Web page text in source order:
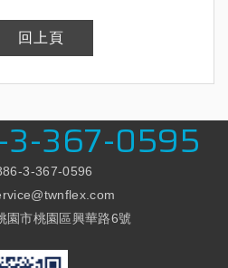
回上頁
367-0595
3-367-0596
園市桃園區興華路6號